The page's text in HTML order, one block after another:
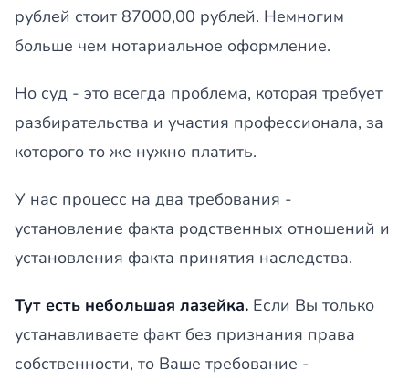
рублей стоит 87000,00 рублей. Немногим
больше чем нотариальное оформление.
Но суд - это всегда проблема, которая требует
разбирательства и участия профессионала, за
которого то же нужно платить.
У нас процесс на два требования -
установление факта родственных отношений и
установления факта принятия наследства.
Тут есть небольшая лазейка. Если Вы только
устанавливаете факт без признания права
собственности, то Ваше требование -